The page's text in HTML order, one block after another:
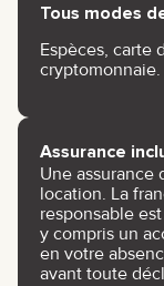
Tous modes
Espèces, carte
cryptomonnaie.
Assurance
Une assurance
location. La
responsable
y compris un
en votre
avant toute